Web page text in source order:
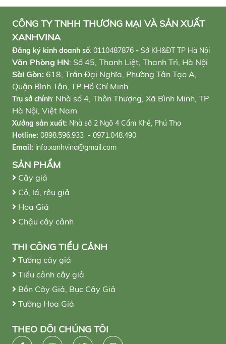
CÔNG TY TNHH THƯƠNG MẠI VÀ SẢN XUẤT
XANHVINA
Đăng ký kinh doanh số: 0110487876 - Sở KH&ĐT TP Hà Nội
Văn Phòng HN: Số 45, Thanh Liệt, Thanh Trì, Hà Nội
Sài Gòn: 618, Trần Đại Nghĩa, Phường Tân Tạo A,
Quận Bình Tân, TP Hồ Chí Minh
Trụ sở chính: Nhà số 4, Thôn Thượng, Xã Bình Minh, TP
Hà Nội, Việt Nam
Xưởng sản xuất: Nhà số 2 Ngõ 4 Cẩm Khê, Phú Thọ
Hotline: 0898.596.933 - 0971.048.490
Email: info.xanhvina@gmail.com
SẢN PHẨM
Cây giả
Cỏ, lá, rêu giả
Hoa Giả
Chậu cây cảnh
THI CÔNG TIỂU CẢNH
Tường cây giả
Tiểu cảnh cây giả
Bồn Cây Giả, Bục Cây Giả
Tường Hoa Giả
THEO DÕI CHÚNG TÔI